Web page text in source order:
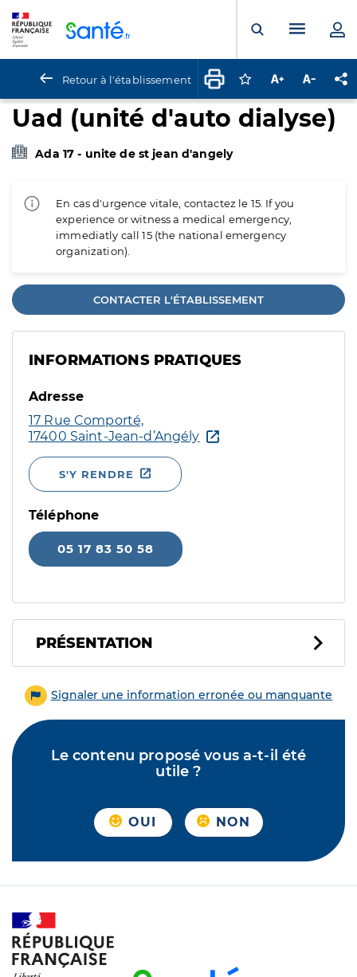
Ouvrir laMenu
Retour à l'établissement Connectez-vous
Augmenter la
Uad (unité d'auto dialyse)
Ada 17 - unite de st jean d'angely
En cas d'urgence vitale, contactez le 15. If you
experience or witness a medical emergency,
immediatly call 15 (the national emergency
organization).
CONTACTER L'ÉTABLISSEMENT
INFORMATIONS PRATIQUES
Adresse
17 Rue Comporté,
17400 Saint-Jean-d’Angély
S'Y RENDRE
Téléphone
05 17 83 50 58
PRÉSENTATION
Signaler une information erronée ou manquante
Le contenu proposé vous a-t-il été
utile ?
OUI NON